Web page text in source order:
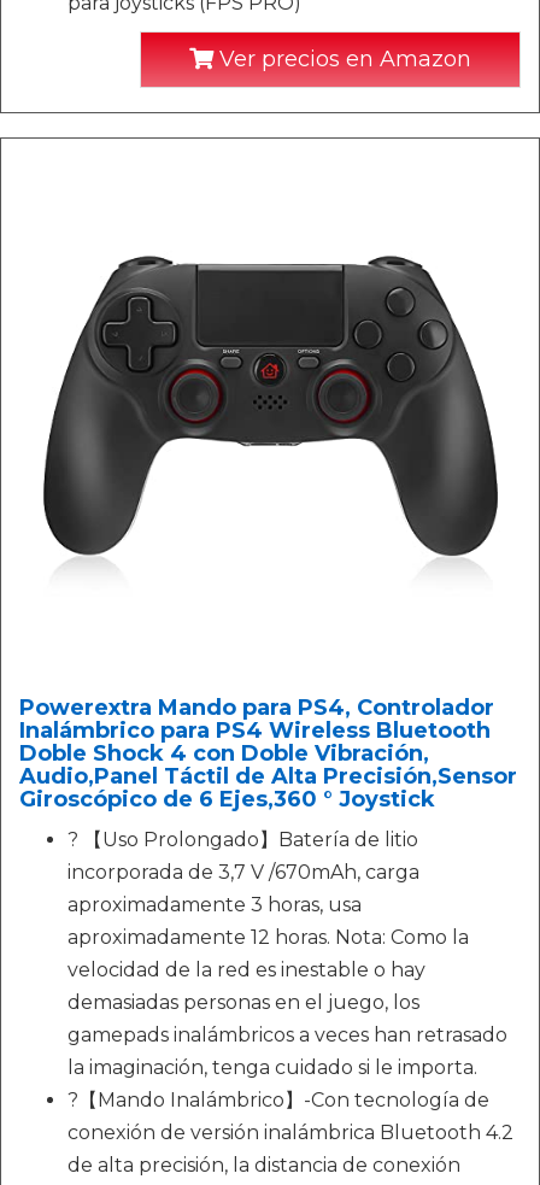
Ver precios en Amazon
Powerextra Mando para PS4, Controlador
Inalámbrico para PS4 Wireless Bluetooth
Doble Shock 4 con Doble Vibración,
Audio,Panel Táctil de Alta Precisión,Sensor
Giroscópico de 6 Ejes,360 ​​° Joystick
? 【Uso Prolongado】Batería de litio
incorporada de 3,7 V /670mAh, carga
aproximadamente 3 horas, usa
aproximadamente 12 horas. Nota: Como la
velocidad de la red es inestable o hay
demasiadas personas en el juego, los
gamepads inalámbricos a veces han retrasado
la imaginación, tenga cuidado si le importa.
?【Mando Inalámbrico】-Con tecnología de
conexión de versión inalámbrica Bluetooth 4.2
de alta precisión, la distancia de conexión